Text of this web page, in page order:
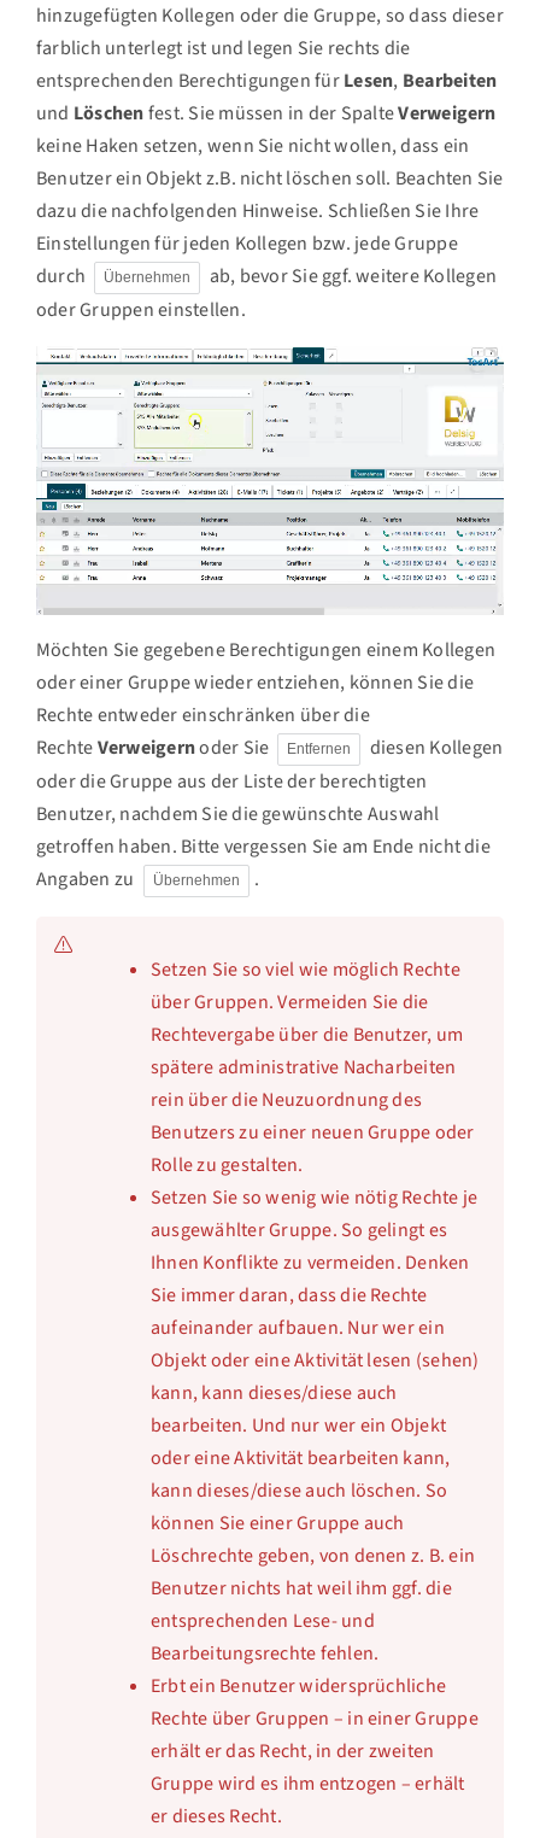
hinzugefügten Kollegen oder die Gruppe, so dass dieser
farblich unterlegt ist und legen Sie rechts die
entsprechenden Berechtigungen fürLesen, Bearbeiten
und Löschenfest. Sie müssen in der SpalteVerweigern
keine Haken setzen, wenn Sie nicht wollen, dass ein
Benutzer ein Objekt z.B. nicht löschen soll. Beachten Sie
dazu die nachfolgenden Hinweise. Schließen Sie Ihre
Einstellungen für jeden Kollegen bzw. jede Gruppe
durch
Übernehmen
ab, bevor Sie ggf. weitere Kollegen
oder Gruppen einstellen.
Möchten Sie gegebene Berechtigungen einem Kollegen
oder einer Gruppe wieder entziehen, können Sie die
Rechte entweder einschränken über die
RechteVerweigernoder Sie Entfernen
diesen Kollegen
oder die Gruppe aus der Liste der berechtigten
Benutzer, nachdem Sie die gewünschte Auswahl
getroffen haben. Bitte vergessen Sie am Ende nicht die
Angaben zu
Übernehmen .
Setzen Sie so viel wie möglich Rechte
über Gruppen. Vermeiden Sie die
Rechtevergabe über die Benutzer, um
spätere administrative Nacharbeiten
rein über die Neuzuordnung des
Benutzers zu einer neuen Gruppe oder
Rolle zu gestalten.
Setzen Sie so wenig wie nötig Rechte je
ausgewählter Gruppe. So gelingt es
Ihnen Konflikte zu vermeiden. Denken
Sie immer daran, dass die Rechte
aufeinander aufbauen. Nur wer ein
Objekt oder eine Aktivität lesen (sehen)
kann, kann dieses/diese auch
bearbeiten. Und nur wer ein Objekt
oder eine Aktivität bearbeiten kann,
kann dieses/diese auch löschen. So
können Sie einer Gruppe auch
Löschrechte geben, von denen z. B. ein
Benutzer nichts hat weil ihm ggf. die
entsprechenden Lese- und
Bearbeitungsrechte fehlen.
Erbt ein Benutzer widersprüchliche
Rechte über Gruppen – in einer Gruppe
erhält er das Recht, in der zweiten
Gruppe wird es ihm entzogen – erhält
er dieses Recht.